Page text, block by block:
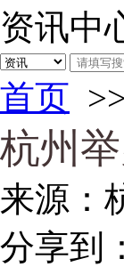
资讯中
首页
杭州
来源：
分享到：